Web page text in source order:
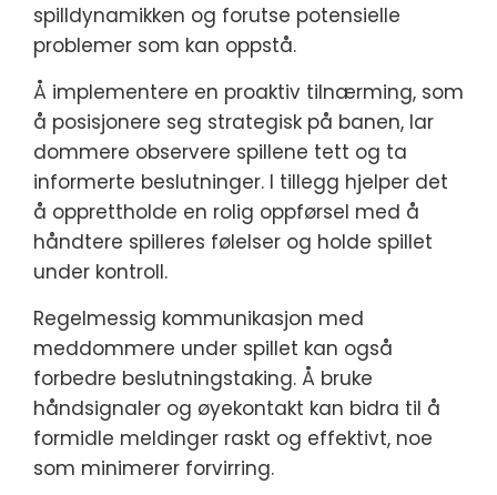
spilldynamikken og forutse potensielle
problemer som kan oppstå.
Å implementere en proaktiv tilnærming, som
å posisjonere seg strategisk på banen, lar
dommere observere spillene tett og ta
informerte beslutninger. I tillegg hjelper det
å opprettholde en rolig oppførsel med å
håndtere spilleres følelser og holde spillet
under kontroll.
Regelmessig kommunikasjon med
meddommere under spillet kan også
forbedre beslutningstaking. Å bruke
håndsignaler og øyekontakt kan bidra til å
formidle meldinger raskt og effektivt, noe
som minimerer forvirring.